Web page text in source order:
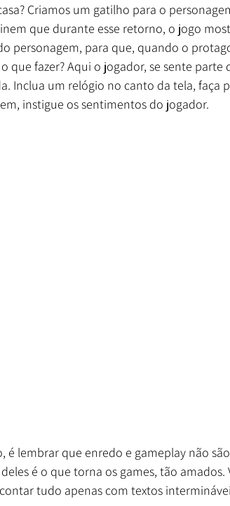
Criamos um gatilho para o
que durante esse retorno, o jogo
personagem, para que, quando o
que fazer? Aqui o jogador, se sente parte
Inclua um relógio no canto da tela, faça
instigue os sentimentos do jogador.
é lembrar que enredo e gameplay não
é o que torna os games, tão
tudo apenas com textos